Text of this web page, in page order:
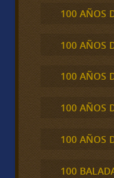
100 AÑOS
100 AÑOS
100 AÑOS
100 AÑOS
100 AÑOS
100